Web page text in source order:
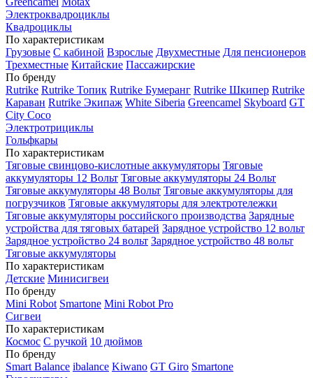
Электроквадроциклы
Квадроциклы
По характеристикам
Грузовые С кабиной Взрослые Двухместные Для пенсионеров
Трехместные Китайские Пассажирские
По бренду
Rutrike Rutrike Топик Rutrike Бумеранг Rutrike Шкипер Rutrike
Караван Rutrike Экипаж White Siberia Greencamel Skyboard GT
City Coco
Электротрициклы
Гольфкары
По характеристикам
Тяговые свинцово-кислотные аккумуляторы Тяговые
аккумуляторы 12 Вольт Тяговые аккумуляторы 24 Вольт
Тяговые аккумуляторы 48 Вольт Тяговые аккумуляторы для
погрузчиков Тяговые аккумуляторы для электротележки
Тяговые аккумуляторы российского производства Зарядные
устройства для тяговых батарей Зарядное устройство 12 вольт
Зарядное устройство 24 вольт Зарядное устройство 48 вольт
Тяговые аккумуляторы
По характеристикам
Детские Минисигвеи
По бренду
Mini Robot Smartone Mini Robot Pro
Сигвеи
По характеристикам
Космос С ручкой 10 дюймов
По бренду
Smart Balance ibalance Kiwano GT Giro Smartone